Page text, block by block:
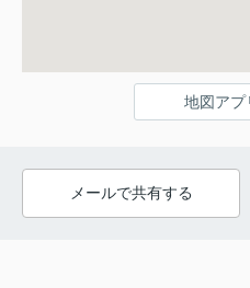
地図アプ
メールで共有する